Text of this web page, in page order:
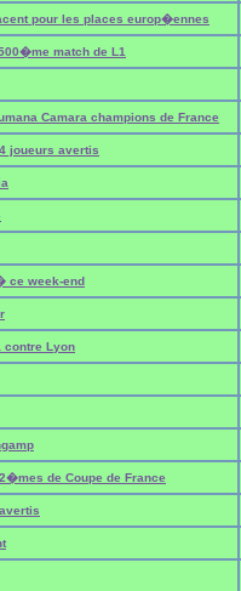
pour les places europ�ennes
match de L1
Camara champions de France
joueurs avertis
ce week-end
contre Lyon
de Coupe de France